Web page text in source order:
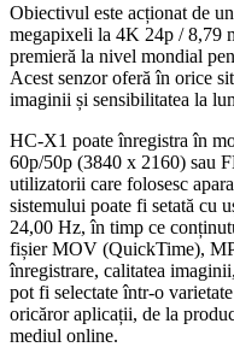
Obiectivul este acționat de un
megapixeli la 4K 24p / 8,79
premieră la nivel mondial
Acest senzor oferă în orice
imaginii și sensibilitatea la
HC-X1 poate înregistra în
60p/50p (3840 x 2160) sau
utilizatorii care folosesc
sistemului poate fi setată cu
24,00 Hz, în timp ce
fișier MOV (QuickTime),
înregistrare, calitatea
pot fi selectate într-o
oricăror aplicații, de la
mediul online.